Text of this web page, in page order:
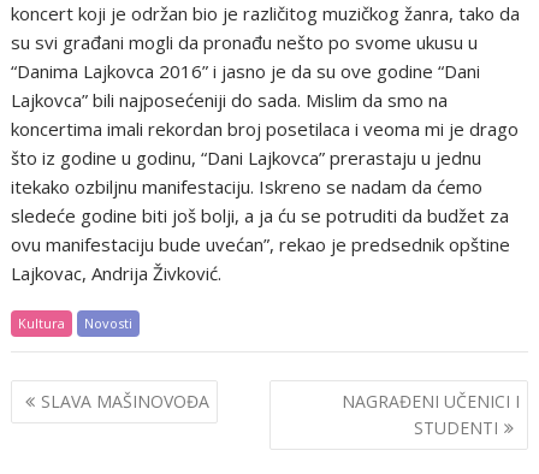
koncert koji je održan bio je različitog muzičkog žanra, tako da
su svi građani mogli da pronađu nešto po svome ukusu u
“Danima Lajkovca 2016” i jasno je da su ove godine “Dani
Lajkovca” bili najposećeniji do sada. Mislim da smo na
koncertima imali rekordan broj posetilaca i veoma mi je drago
što iz godine u godinu, “Dani Lajkovca” prerastaju u jednu
itekako ozbiljnu manifestaciju. Iskreno se nadam da ćemo
sledeće godine biti još bolji, a ja ću se potruditi da budžet za
ovu manifestaciju bude uvećan”, rekao je predsednik opštine
Lajkovac, Andrija Živković.
Kultura Novosti
Post
navigation
SLAVA MAŠINOVOĐA
NAGRAĐENI UČENICI I
STUDENTI